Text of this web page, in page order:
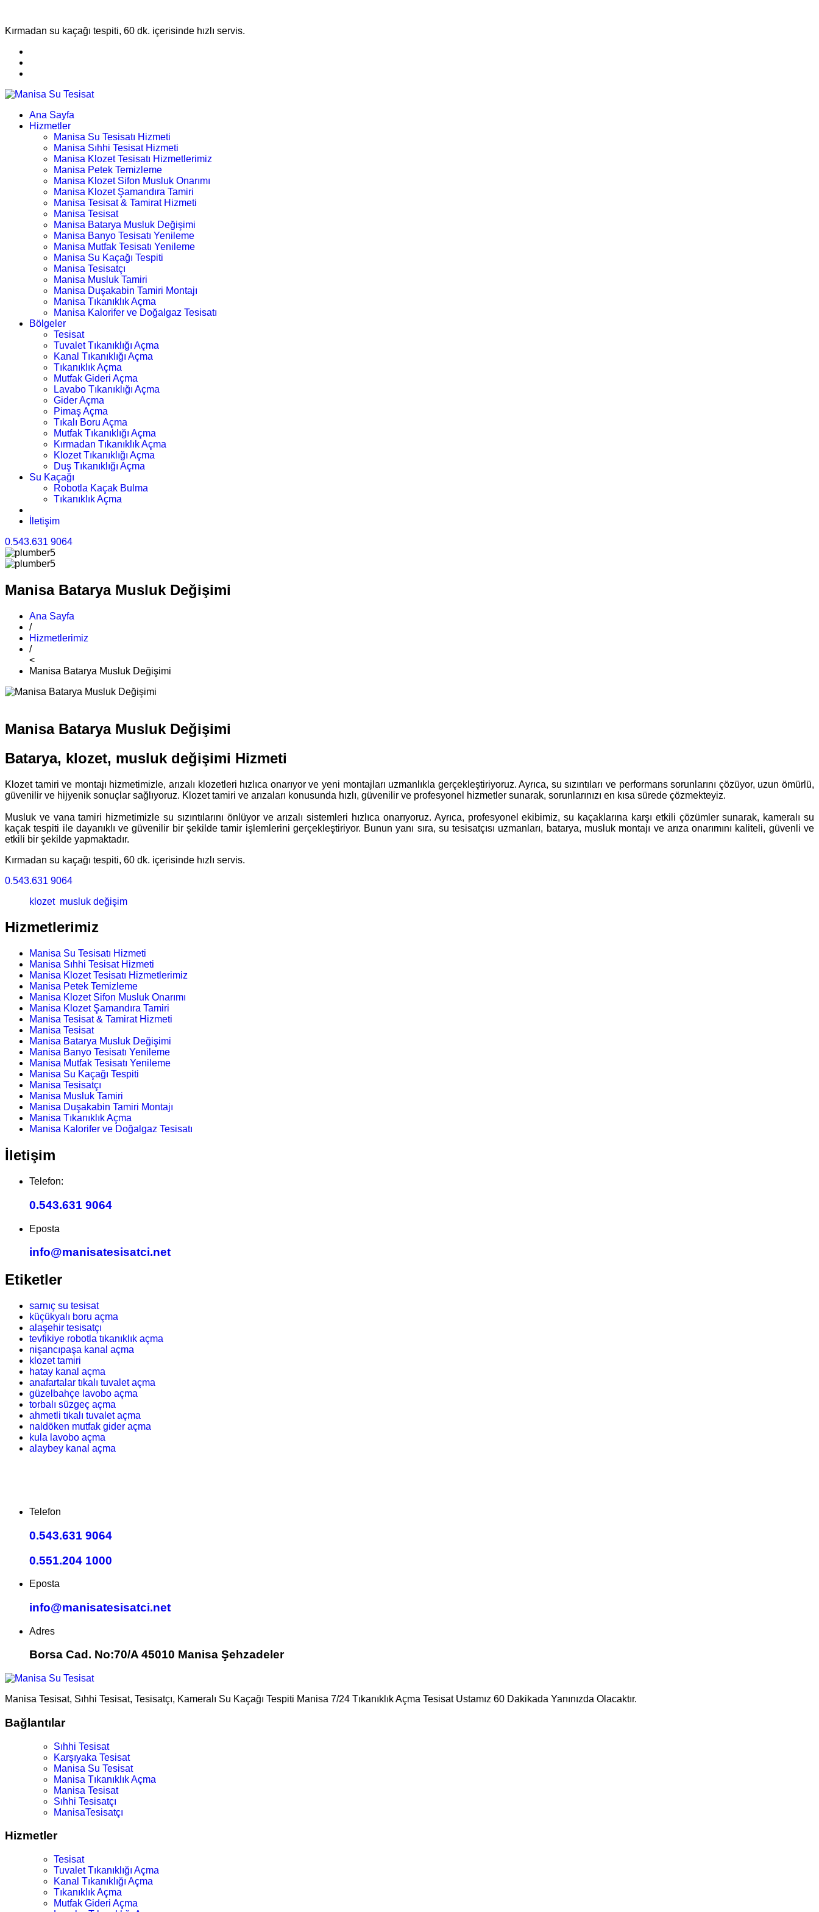
Kırmadan su kaçağı tespiti, 60 dk. içerisinde hızlı servis.
Ana Sayfa
Hizmetler
Manisa Su Tesisatı Hizmeti
Manisa Sıhhi Tesisat Hizmeti
Manisa Klozet Tesisatı Hizmetlerimiz
Manisa Petek Temizleme
Manisa Klozet Sifon Musluk Onarımı
Manisa Klozet Şamandıra Tamiri
Manisa Tesisat & Tamirat Hizmeti
Manisa Tesisat
Manisa Batarya Musluk Değişimi
Manisa Banyo Tesisatı Yenileme
Manisa Mutfak Tesisatı Yenileme
Manisa Su Kaçağı Tespiti
Manisa Tesisatçı
Manisa Musluk Tamiri
Manisa Duşakabin Tamiri Montajı
Manisa Tıkanıklık Açma
Manisa Kalorifer ve Doğalgaz Tesisatı
Bölgeler
Tesisat
Tuvalet Tıkanıklığı Açma
Kanal Tıkanıklığı Açma
Tıkanıklık Açma
Mutfak Gideri Açma
Lavabo Tıkanıklığı Açma
Gider Açma
Pimaş Açma
Tıkalı Boru Açma
Mutfak Tıkanıklığı Açma
Kırmadan Tıkanıklık Açma
Klozet Tıkanıklığı Açma
Duş Tıkanıklığı Açma
Su Kaçağı
Robotla Kaçak Bulma
Tıkanıklık Açma
İletişim
0.543.631 9064
Manisa Batarya Musluk Değişimi
Ana Sayfa
/
Hizmetlerimiz
/
<
Manisa Batarya Musluk Değişimi
Manisa Batarya Musluk Değişimi
Batarya, klozet, musluk değişimi Hizmeti
Klozet tamiri ve montajı hizmetimizle, arızalı klozetleri hızlıca onarıyor ve yeni montajları uzmanlıkla gerçekleştiriyoruz. Ayrıca, su sızıntıları ve performans sorunlarını çözüyor, uzun ömürlü,
güvenilir ve hijyenik sonuçlar sağlıyoruz. Klozet tamiri ve arızaları konusunda hızlı, güvenilir ve profesyonel hizmetler sunarak, sorunlarınızı en kısa sürede çözmekteyiz.
Musluk ve vana tamiri hizmetimizle su sızıntılarını önlüyor ve arızalı sistemleri hızlıca onarıyoruz. Ayrıca, profesyonel ekibimiz, su kaçaklarına karşı etkili çözümler sunarak, kameralı su
kaçak tespiti ile dayanıklı ve güvenilir bir şekilde tamir işlemlerini gerçekleştiriyor. Bunun yanı sıra, su tesisatçısı uzmanları, batarya, musluk montajı ve arıza onarımını kaliteli, güvenli ve
etkili bir şekilde yapmaktadır.
Kırmadan su kaçağı tespiti, 60 dk. içerisinde hızlı servis.
0.543.631 9064
klozet musluk değişim
Hizmetlerimiz
Manisa Su Tesisatı Hizmeti
Manisa Sıhhi Tesisat Hizmeti
Manisa Klozet Tesisatı Hizmetlerimiz
Manisa Petek Temizleme
Manisa Klozet Sifon Musluk Onarımı
Manisa Klozet Şamandıra Tamiri
Manisa Tesisat & Tamirat Hizmeti
Manisa Tesisat
Manisa Batarya Musluk Değişimi
Manisa Banyo Tesisatı Yenileme
Manisa Mutfak Tesisatı Yenileme
Manisa Su Kaçağı Tespiti
Manisa Tesisatçı
Manisa Musluk Tamiri
Manisa Duşakabin Tamiri Montajı
Manisa Tıkanıklık Açma
Manisa Kalorifer ve Doğalgaz Tesisatı
İletişim
Telefon:
0.543.631 9064
Eposta
info@manisatesisatci.net
Etiketler
sarnıç su tesisat
küçükyalı boru açma
alaşehir tesisatçı
tevfikiye robotla tıkanıklık açma
nişancıpaşa kanal açma
klozet tamiri
hatay kanal açma
anafartalar tıkalı tuvalet açma
güzelbahçe lavobo açma
torbalı süzgeç açma
ahmetli tıkalı tuvalet açma
naldöken mutfak gider açma
kula lavobo açma
alaybey kanal açma
Telefon
0.543.631 9064
0.551.204 1000
Eposta
info@manisatesisatci.net
Adres
Borsa Cad. No:70/A 45010 Manisa Şehzadeler
Manisa Tesisat, Sıhhi Tesisat, Tesisatçı, Kameralı Su Kaçağı Tespiti Manisa 7/24 Tıkanıklık Açma Tesisat Ustamız 60 Dakikada Yanınızda Olacaktır.
Bağlantılar
Sıhhi Tesisat
Karşıyaka Tesisat
Manisa Su Tesisat
Manisa Tıkanıklık Açma
Manisa Tesisat
Sıhhi Tesisatçı
ManisaTesisatçı
Hizmetler
Tesisat
Tuvalet Tıkanıklığı Açma
Kanal Tıkanıklığı Açma
Tıkanıklık Açma
Mutfak Gideri Açma